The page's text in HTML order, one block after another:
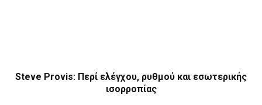
Steve Provis: Περί ελέγχου, ρυθμού και εσωτερικής
ισορροπίας